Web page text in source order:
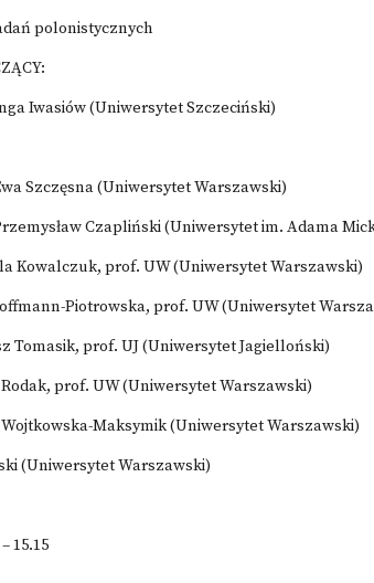
polonistycznych
Iwasiów (Uniwersytet Szczeciński)
Szczęsna (Uniwersytet Warszawski)
Czapliński (Uniwersytet im. Adama
Kowalczuk, prof. UW (Uniwersytet Warszawski)
Piotrowska, prof. UW (Uniwersytet
Tomasik, prof. UJ (Uniwersytet Jagielloński)
Rodak, prof. UW (Uniwersytet Warszawski)
Maksymik (Uniwersytet Warszawski)
(Uniwersytet Warszawski)
15.15